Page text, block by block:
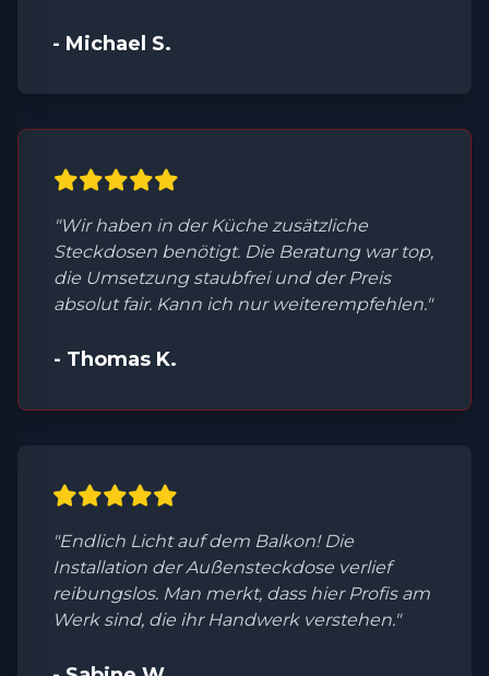
- Michael S.
"Wir haben in der Küche zusätzliche
Steckdosen benötigt. Die Beratung war top,
die Umsetzung staubfrei und der Preis
absolut fair. Kann ich nur weiterempfehlen."
- Thomas K.
"Endlich Licht auf dem Balkon! Die
Installation der Außensteckdose verlief
reibungslos. Man merkt, dass hier Profis am
Werk sind, die ihr Handwerk verstehen."